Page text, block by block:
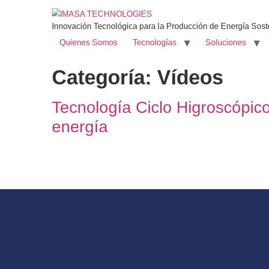
Innovación Tecnológica para la Producción de Energía
Quienes Somos
Tecnologías Soluciones
Categoría: Vídeos
Tecnología Ciclo
energía